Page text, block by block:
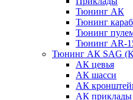
Тюнинг АК
Тюнинг
Тюнинг
Тюнинг AR-
Тюнинг АК SAG
АК цевья
АК шасси
АК
АК приклады